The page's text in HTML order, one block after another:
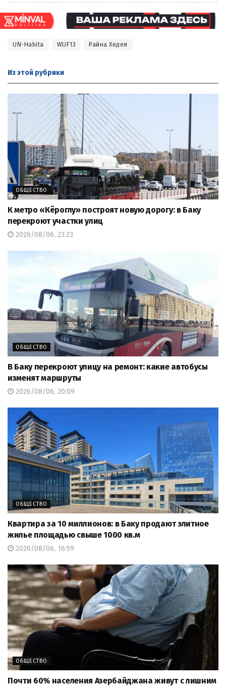
UN-Habita WUF13 Райна Хедея
Из этой рубрики
ОБЩЕСТВО
К метро «Кёроглу» построят новую дорогу: в Баку
перекроют участки улиц
2026/08/06, 23:23
ОБЩЕСТВО
В Баку перекроют улицу на ремонт: какие автобусы
изменят маршруты
2026/08/06, 20:09
ОБЩЕСТВО
Квартира за 10 миллионов: в Баку продают элитное
жилье площадью свыше 1000 кв.м
2026/08/06, 16:59
ОБЩЕСТВО
Почти 60% населения Азербайджана живут с лишним